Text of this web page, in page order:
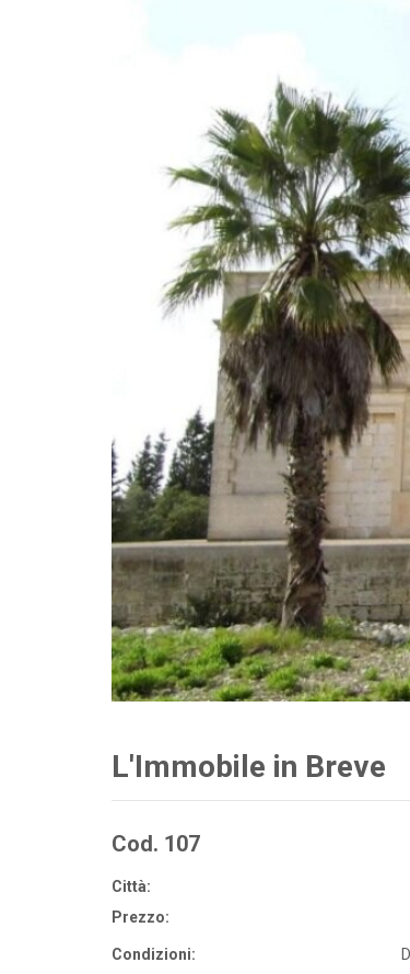
L'Immobile in Breve
Cod. 107
Città:
Prezzo:
Condizioni: